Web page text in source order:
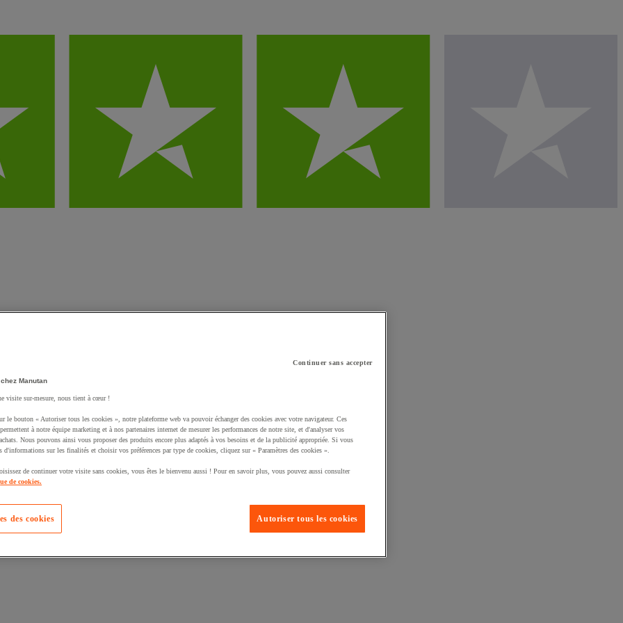
un produit à votre panier :
Continuer sans accepter
Manutan
visite sur-mesure, nous tient à cœur !
le bouton « Autoriser tous les cookies », notre plateforme web va pouvoir échanger des cookies avec votre navigateur. Ces
à notre équipe marketing et à nos partenaires internet de mesurer les performances de notre site, et d'analyser vos
Nous pouvons ainsi vous proposer des produits encore plus adaptés à vos besoins et de la publicité appropriée. Si vous
d'informations sur les finalités et choisir vos préférences par type de cookies, cliquez sur « Paramètres des cookies ».
de continuer votre visite sans cookies, vous êtes le bienvenu aussi ! Pour en savoir plus, vous pouvez aussi consulter
de cookies.
Autoriser tous les cookies
des cookies